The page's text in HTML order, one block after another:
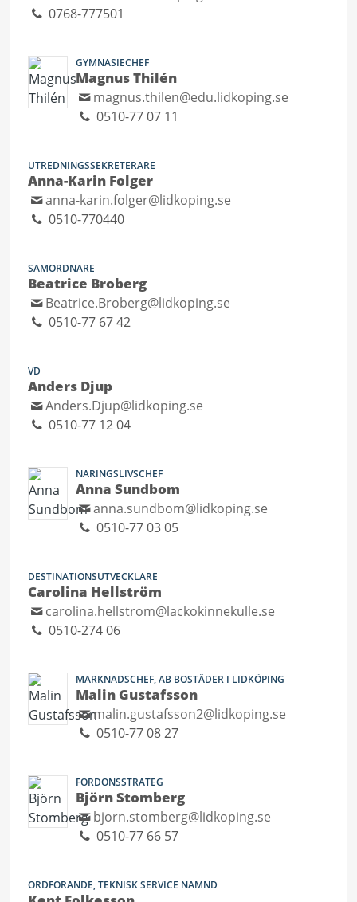
0768-777501
GYMNASIECHEF
Magnus Thilén
magnus.thilen@edu.lidkoping.se
0510-77 07 11
UTREDNINGSSEKRETERARE
Anna-Karin Folger
anna-karin.folger@lidkoping.se
0510-770440
SAMORDNARE
Beatrice Broberg
Beatrice.Broberg@lidkoping.se
0510-77 67 42
VD
Anders Djup
Anders.Djup@lidkoping.se
0510-77 12 04
NÄRINGSLIVSCHEF
Anna Sundbom
anna.sundbom@lidkoping.se
0510-77 03 05
DESTINATIONSUTVECKLARE
Carolina Hellström
carolina.hellstrom@lackokinnekulle.se
0510-274 06
MARKNADSCHEF, AB BOSTÄDER I LIDKÖPING
Malin Gustafsson
malin.gustafsson2@lidkoping.se
0510-77 08 27
FORDONSSTRATEG
Björn Stomberg
bjorn.stomberg@lidkoping.se
0510-77 66 57
ORDFÖRANDE, TEKNISK SERVICE NÄMND